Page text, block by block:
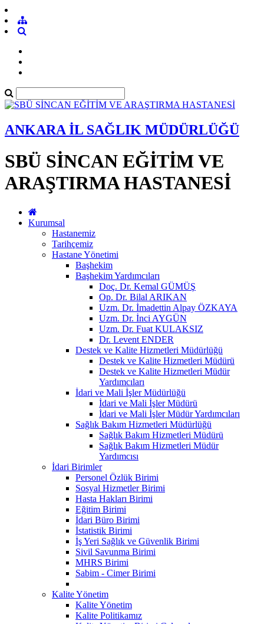
ANKARA İL SAĞLIK MÜDÜRLÜĞÜ
SBÜ SİNCAN EĞİTİM VE
ARAŞTIRMA HASTANESİ
Kurumsal
Hastanemiz
Tarihçemiz
Hastane Yönetimi
Başhekim
Başhekim Yardımcıları
Doç. Dr. Kemal GÜMÜŞ
Op. Dr. Bilal ARIKAN
Uzm. Dr. İmadettin Alpay ÖZKAYA
Uzm. Dr. İnci AYGÜN
Uzm. Dr. Fuat KULAKSIZ
Dr. Levent ENDER
Destek ve Kalite Hizmetleri Müdürlüğü
Destek ve Kalite Hizmetleri Müdürü
Destek ve Kalite Hizmetleri Müdür
Yardımcıları
İdari ve Mali İşler Müdürlüğü
İdari ve Mali İşler Müdürü
İdari ve Mali İşler Müdür Yardımcıları
Sağlık Bakım Hizmetleri Müdürlüğü
Sağlık Bakım Hizmetleri Müdürü
Sağlık Bakım Hizmetleri Müdür
Yardımcısı
İdari Birimler
Personel Özlük Birimi
Sosyal Hizmetler Birimi
Hasta Hakları Birimi
Eğitim Birimi
İdari Büro Birimi
İstatistik Birimi
İş Yeri Sağlık ve Güvenlik Birimi
Sivil Savunma Birimi
MHRS Birimi
Sabim - Cimer Birimi
Kalite Yönetim
Kalite Yönetim
Kalite Politikamız